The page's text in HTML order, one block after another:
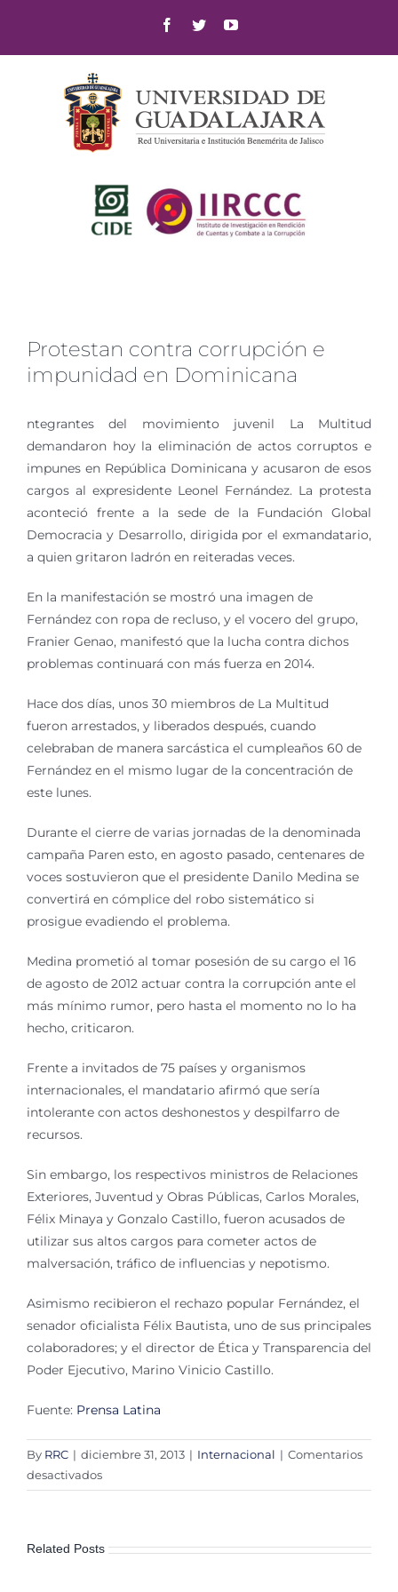
content
Facebook
TwitterYouTube
Protestan contra corrupción e
impunidad en Dominicana
ntegrantes del movimiento juvenil La Multitud
demandaron hoy la eliminación de actos corruptos e
impunes en República Dominicana y acusaron de esos
cargos al expresidente Leonel Fernández. La protesta
aconteció frente a la sede de la Fundación Global
Democracia y Desarrollo, dirigida por el exmandatario,
a quien gritaron ladrón en reiteradas veces.
En la manifestación se mostró una imagen de
Fernández con ropa de recluso, y el vocero del grupo,
Franier Genao, manifestó que la lucha contra dichos
problemas continuará con más fuerza en 2014.
Hace dos días, unos 30 miembros de La Multitud
fueron arrestados, y liberados después, cuando
celebraban de manera sarcástica el cumpleaños 60 de
Fernández en el mismo lugar de la concentración de
este lunes.
Durante el cierre de varias jornadas de la denominada
campaña Paren esto, en agosto pasado, centenares de
voces sostuvieron que el presidente Danilo Medina se
convertirá en cómplice del robo sistemático si
prosigue evadiendo el problema.
Medina prometió al tomar posesión de su cargo el 16
de agosto de 2012 actuar contra la corrupción ante el
más mínimo rumor, pero hasta el momento no lo ha
hecho, criticaron.
Frente a invitados de 75 países y organismos
internacionales, el mandatario afirmó que sería
intolerante con actos deshonestos y despilfarro de
recursos.
Sin embargo, los respectivos ministros de Relaciones
Exteriores, Juventud y Obras Públicas, Carlos Morales,
Félix Minaya y Gonzalo Castillo, fueron acusados de
utilizar sus altos cargos para cometer actos de
malversación, tráfico de influencias y nepotismo.
Asimismo recibieron el rechazo popular Fernández, el
senador oficialista Félix Bautista, uno de sus principales
colaboradores; y el director de Ética y Transparencia del
Poder Ejecutivo, Marino Vinicio Castillo.
Fuente: Prensa Latina
By RRC | diciembre 31, 2013 | Internacional | Comentarios
desactivadosen
Protestan
e
Related Posts